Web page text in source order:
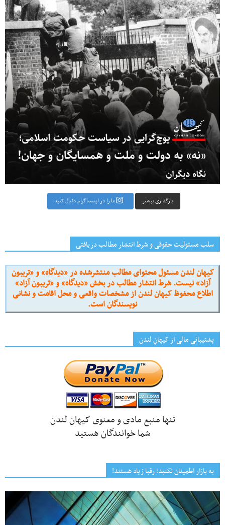
بارگذاری بیشتر ما را در اینستاگرام دنبال کنید
سلب مسئولیت حقوقی و شرط انتشار مطالب دریافتی
کیهان لندن مسئول محتوای مطالب منتشرشده در «دیدگاه» و «تریبون
آزاد» نیست. شرط انتشار مطالب در بخش «دیدگاه» و «تریبون آزاد»
اطلاع محفوظ کیهان لندن از مشخصات واقعی و محل اقامت و نشانی
نویسندگان است.
پشتیبانی مالی از کیهانِ لندن
تنها منبع مادی و معنوی کیهان لندن
شما خوانندگان هستید
به بازار اطمینان نکنید؛ رقبا زیاد هستند!